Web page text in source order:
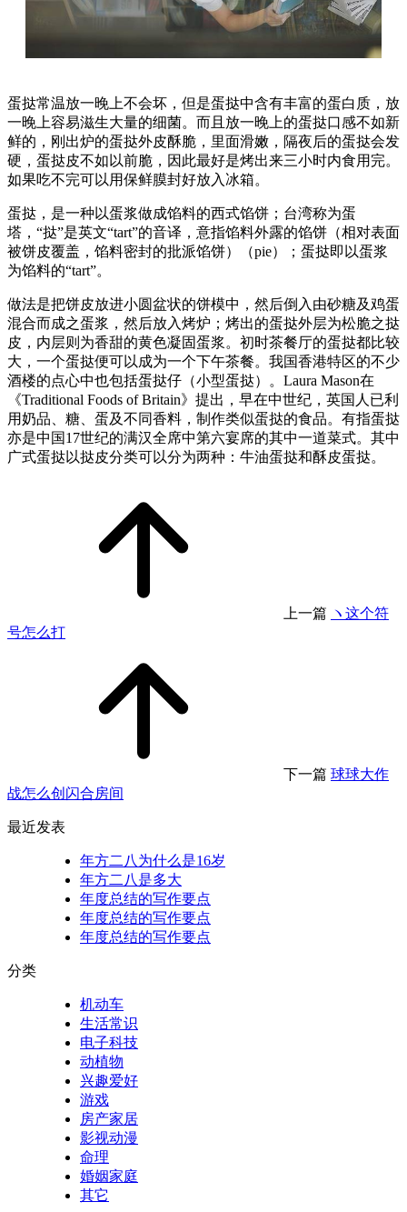
蛋挞常温放一晚上不会坏，但是蛋挞中含有丰富的蛋白质，放
一晚上容易滋生大量的细菌。而且放一晚上的蛋挞口感不如新
鲜的，刚出炉的蛋挞外皮酥脆，里面滑嫩，隔夜后的蛋挞会发
硬，蛋挞皮不如以前脆，因此最好是烤出来三小时内食用完。
如果吃不完可以用保鲜膜封好放入冰箱。
蛋挞，是一种以蛋浆做成馅料的西式馅饼；台湾称为蛋
塔，“挞”是英文“tart”的音译，意指馅料外露的馅饼（相对表面
被饼皮覆盖，馅料密封的批派馅饼）（pie）；蛋挞即以蛋浆
为馅料的“tart”。
做法是把饼皮放进小圆盆状的饼模中，然后倒入由砂糖及鸡蛋
混合而成之蛋浆，然后放入烤炉；烤出的蛋挞外层为松脆之挞
皮，内层则为香甜的黄色凝固蛋浆。初时茶餐厅的蛋挞都比较
大，一个蛋挞便可以成为一个下午茶餐。我国香港特区的不少
酒楼的点心中也包括蛋挞仔（小型蛋挞）。Laura Mason在
《Traditional Foods of Britain》提出，早在中世纪，英国人已利
用奶品、糖、蛋及不同香料，制作类似蛋挞的食品。有指蛋挞
亦是中国17世纪的满汉全席中第六宴席的其中一道菜式。其中
广式蛋挞以挞皮分类可以分为两种：牛油蛋挞和酥皮蛋挞。
上一篇 ヽ这个符
号怎么打
下一篇 球球大作
战怎么创闪合房间
最近发表
年方二八为什么是16岁
年方二八是多大
年度总结的写作要点
年度总结的写作要点
年度总结的写作要点
分类
机动车
生活常识
电子科技
动植物
兴趣爱好
游戏
房产家居
影视动漫
命理
婚姻家庭
其它